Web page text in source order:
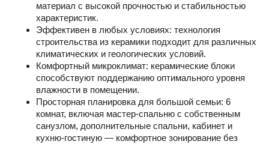
материал с высокой прочностью и стабильностью
характеристик.
Эффективен в любых условиях: технология
строительства из керамики подходит для различных
климатических и геологических условий.
Комфортный микроклимат: керамические блоки
способствуют поддержанию оптимального уровня
влажности в помещении.
Просторная планировка для большой семьи: 6
комнат, включая мастер-спальню с собственным
санузлом, дополнительные спальни, кабинет и
кухню-гостиную — комфортное зонирование без